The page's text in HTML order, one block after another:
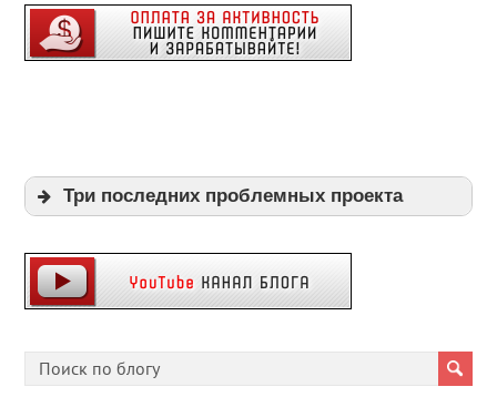
Три последних проблемных проекта
Playpayouts
Cfgliberty